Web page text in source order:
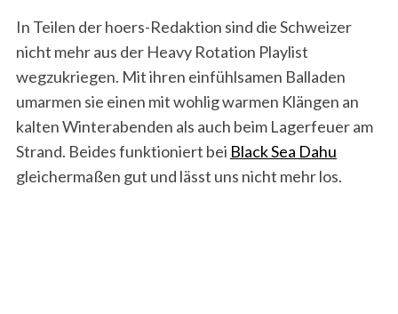
In Teilen der hoers-Redaktion sind die Schweizer
nicht mehr aus der Heavy Rotation Playlist
wegzukriegen. Mit ihren einfühlsamen Balladen
umarmen sie einen mit wohlig warmen Klängen an
kalten Winterabenden als auch beim Lagerfeuer am
Strand. Beides funktioniert bei Black Sea Dahu
gleichermaßen gut und lässt uns nicht mehr los.